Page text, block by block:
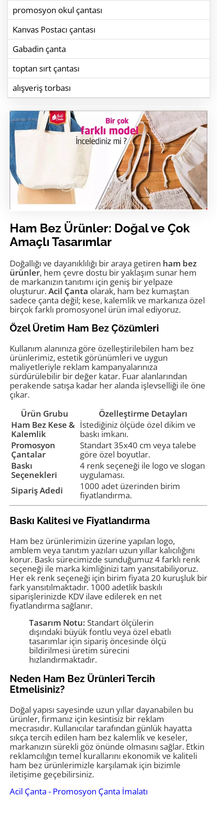
promosyon okul çantası
Kanvas Postacı çantası
Gabadin çanta
toptan sırt çantası
alışveriş torbası
Ham Bez Ürünler: Doğal ve Çok
Amaçlı Tasarımlar
Doğallığı ve dayanıklılığı bir araya getiren ham bez
ürünler, hem çevre dostu bir yaklaşım sunar hem
de markanızın tanıtımı için geniş bir yelpaze
oluşturur.Acil Çanta olarak, ham bez kumaştan
sadece çanta değil; kese, kalemlik ve markanıza özel
birçok farklı promosyonel ürün imal ediyoruz.
Özel Üretim Ham Bez Çözümleri
Kullanım alanınıza göre özelleştirilebilen ham bez
ürünlerimiz, estetik görünümleri ve uygun
maliyetleriyle reklam kampanyalarınıza
sürdürülebilir bir değer katar. Fuar alanlarından
perakende satışa kadar her alanda işlevselliği ile öne
çıkar.
Ürün Grubu
Özelleştirme Detayları
Ham Bez Kese &
Kalemlik
İstediğiniz ölçüde özel dikim ve
baskı imkanı.
Promosyon
Çantalar
Standart 35x40 cm veya talebe
göre özel boyutlar.
Baskı
Seçenekleri
4 renk seçeneği ile logo ve slogan
uygulaması.
Sipariş Adedi
1000 adet üzerinden birim
fiyatlandırma.
Baskı Kalitesi ve Fiyatlandırma
Ham bez ürünlerimizin üzerine yapılan logo,
amblem veya tanıtım yazıları uzun yıllar kalıcılığını
korur. Baskı sürecimizde sunduğumuz 4 farklı renk
seçeneği ile marka kimliğinizi tam yansıtabiliyoruz.
Her ek renk seçeneği için birim fiyata 20 kuruşluk bir
fark yansıtılmaktadır. 1000 adetlik baskılı
siparişlerinizde KDV ilave edilerek en net
fiyatlandırma sağlanır.
Tasarım Notu: Standart ölçülerin
dışındaki büyük fontlu veya özel ebatlı
tasarımlar için sipariş öncesinde ölçü
bildirilmesi üretim sürecini
hızlandırmaktadır.
Neden Ham Bez Ürünleri Tercih
Etmelisiniz?
Doğal yapısı sayesinde uzun yıllar dayanabilen bu
ürünler, firmanız için kesintisiz bir reklam
mecrasıdır. Kullanıcılar tarafından günlük hayatta
sıkça tercih edilen ham bez kalemlik ve keseler,
markanızın sürekli göz önünde olmasını sağlar. Etkin
reklamcılığın temel kurallarını ekonomik ve kaliteli
ham bez ürünlerimizle karşılamak için bizimle
iletişime geçebilirsiniz.
Acil Çanta - Promosyon Çanta İmalatı